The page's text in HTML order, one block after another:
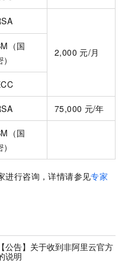
2,000 元/月
（国
75,000 元/年
（国
进行咨询，详情请参见专家
【公告】关于收到非阿里云官方
说明